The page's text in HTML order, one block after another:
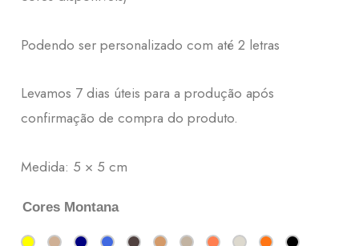
Podendo ser personalizado com até 2 letras
Levamos 7 dias úteis para a produção após
confirmação de compra do produto.
Medida: 5 × 5 cm
Cores Montana